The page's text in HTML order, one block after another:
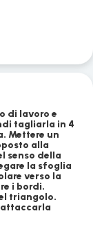
di lavoro e
tagliarla in 4
Mettere un
alla
senso della
la sfoglia
verso la
i bordi.
triangolo.
attaccarla